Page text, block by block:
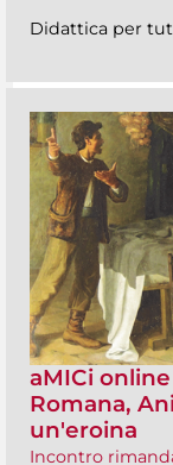
Didattica per
aMICi
Romana,
un'eroina
Incontro